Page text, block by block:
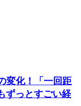
変化！「一回距
ずっとすごい経